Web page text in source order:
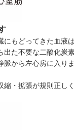
もどってきた血液
た不要な二酸化炭
から左心房に入り
・拡張が規則正し